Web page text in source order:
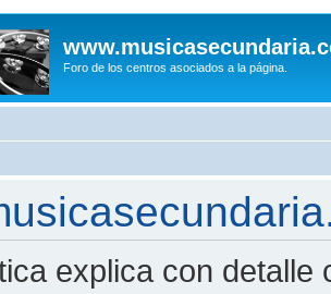
Foro de los centros asociados a la página.
explica con